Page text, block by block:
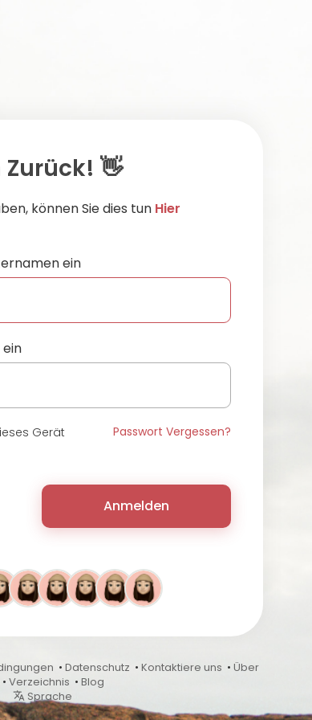
👋
können Sie dies tun Hier
ein
Gerät Passwort Vergessen?
Anmelden
• Datenschutz • Kontaktiere uns • Über
• Verzeichnis • Blog
Sprache